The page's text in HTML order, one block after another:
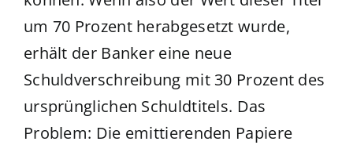
um 70 Prozent herabgesetzt wurde,
erhält der Banker eine neue
Schuldverschreibung mit 30 Prozent des
ursprünglichen Schuldtitels. Das
Problem: Die emittierenden Papiere